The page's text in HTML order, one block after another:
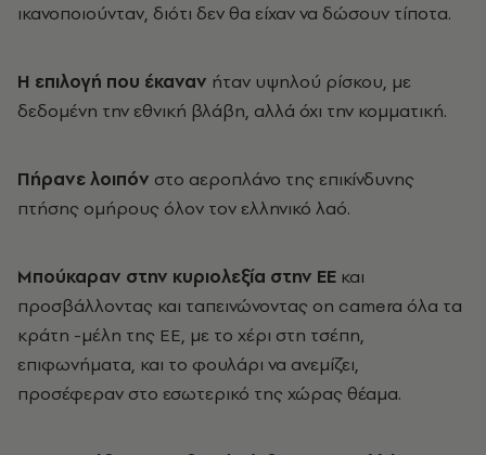
ικανοποιούνταν, διότι δεν θα είχαν να δώσουν τίποτα.
Η επιλογή που έκαναν ήταν υψηλού ρίσκου, με
δεδομένη την εθνική βλάβη, αλλά όχι την κομματική.
Πήρανε λοιπόν στο αεροπλάνο της επικίνδυνης
πτήσης ομήρους όλον τον ελληνικό λαό.
Μπούκαραν στην κυριολεξία στην ΕΕ και
προσβάλλοντας και ταπεινώνοντας on camera όλα τα
κράτη -μέλη της ΕΕ, με το χέρι στη τσέπη,
επιφωνήματα, και το φουλάρι να ανεμίζει,
προσέφεραν στο εσωτερικό της χώρας θέαμα.